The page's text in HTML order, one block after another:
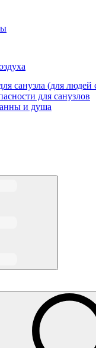
санузла (для
для санузлов
и душа